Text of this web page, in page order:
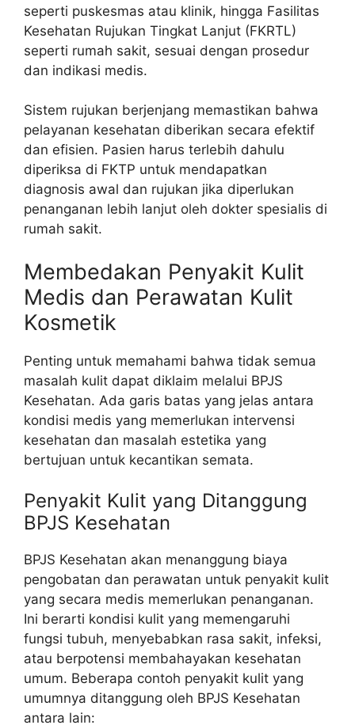
seperti puskesmas atau klinik, hingga Fasilitas
Kesehatan Rujukan Tingkat Lanjut (FKRTL)
seperti rumah sakit, sesuai dengan prosedur
dan indikasi medis.
Sistem rujukan berjenjang memastikan bahwa
pelayanan kesehatan diberikan secara efektif
dan efisien. Pasien harus terlebih dahulu
diperiksa di FKTP untuk mendapatkan
diagnosis awal dan rujukan jika diperlukan
penanganan lebih lanjut oleh dokter spesialis di
rumah sakit.
Membedakan Penyakit Kulit
Medis dan Perawatan Kulit
Kosmetik
Penting untuk memahami bahwa tidak semua
masalah kulit dapat diklaim melalui BPJS
Kesehatan. Ada garis batas yang jelas antara
kondisi medis yang memerlukan intervensi
kesehatan dan masalah estetika yang
bertujuan untuk kecantikan semata.
Penyakit Kulit yang Ditanggung
BPJS Kesehatan
BPJS Kesehatan akan menanggung biaya
pengobatan dan perawatan untuk penyakit kulit
yang secara medis memerlukan penanganan.
Ini berarti kondisi kulit yang memengaruhi
fungsi tubuh, menyebabkan rasa sakit, infeksi,
atau berpotensi membahayakan kesehatan
umum. Beberapa contoh penyakit kulit yang
umumnya ditanggung oleh BPJS Kesehatan
antara lain: